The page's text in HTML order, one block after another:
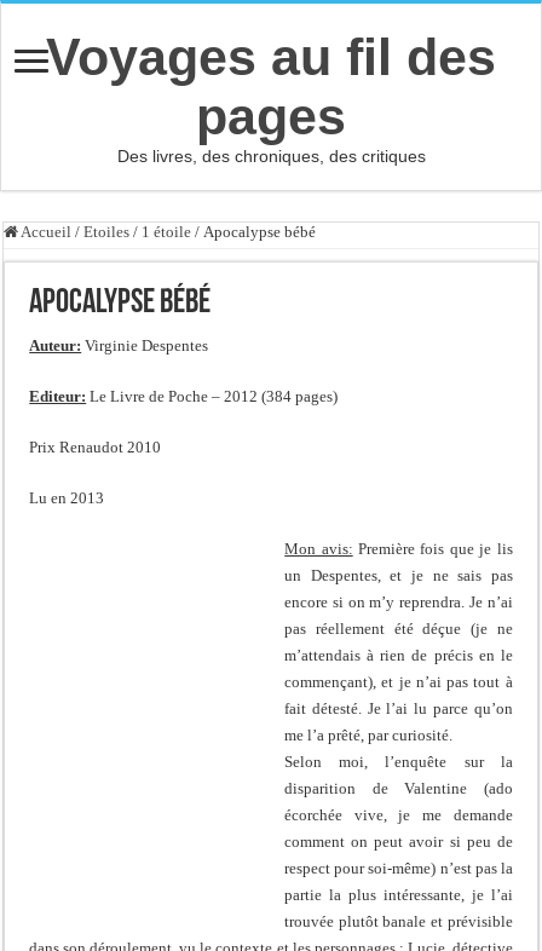
Voyages au fil des
pages
Des livres, des chroniques, des critiques
Accueil / Etoiles / 1 étoile / Apocalypse bébé
Apocalypse bébé
Auteur: Virginie Despentes
Editeur: Le Livre de Poche – 2012 (384 pages)
Prix Renaudot 2010
Lu en 2013
Mon avis: Première fois que je lis
un Despentes, et je ne sais pas
encore si on m’y reprendra. Je n’ai
pas réellement été déçue (je ne
m’attendais à rien de précis en le
commençant), et je n’ai pas tout à
fait détesté. Je l’ai lu parce qu’on
me l’a prêté, par curiosité.
Selon moi, l’enquête sur la
disparition de Valentine (ado
écorchée vive, je me demande
comment on peut avoir si peu de
respect pour soi-même) n’est pas la
partie la plus intéressante, je l’ai
trouvée plutôt banale et prévisible